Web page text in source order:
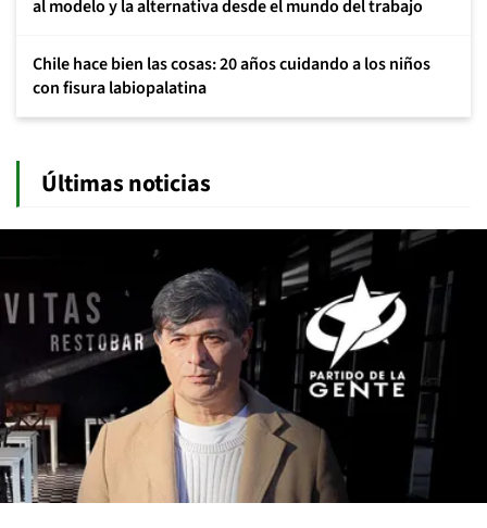
al modelo y la alternativa desde el mundo del trabajo
Chile hace bien las cosas: 20 años cuidando a los niños
con fisura labiopalatina
Últimas noticias